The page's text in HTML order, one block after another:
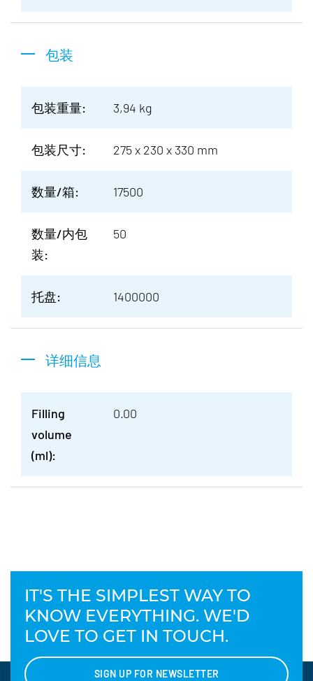
包装
包装重量: 3,94 kg
包装尺寸: 275 x 230 x 330 mm
数量/箱: 17500
数量/内包
装:
50
托盘: 1400000
详细信息
Filling
volume
(ml):
0.00
IT'S THE SIMPLEST WAY TO
KNOW EVERYTHING. WE'D
LOVE TO GET IN TOUCH.
SIGN UP FOR NEWSLETTER